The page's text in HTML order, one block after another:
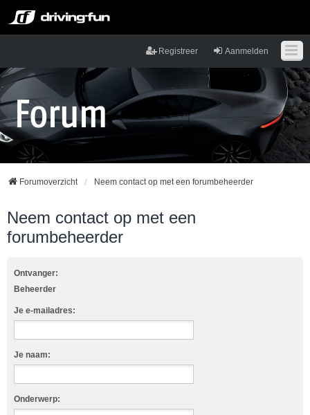
Aanmelden
Registreer
Forumoverzicht Neem contact op met een forumbeheerder
Neem contact op met een
forumbeheerder
Ontvanger:
Beheerder
Je e-mailadres:
Je naam:
Onderwerp: